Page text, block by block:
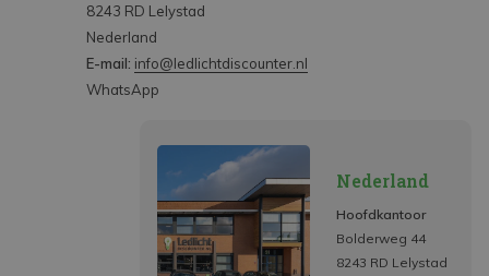
8243 RD Lelystad
Nederland
E-mail: info@ledlichtdiscounter.nl
WhatsApp
Nederland
Hoofdkantoor
Bolderweg 44
8243 RD Lelystad